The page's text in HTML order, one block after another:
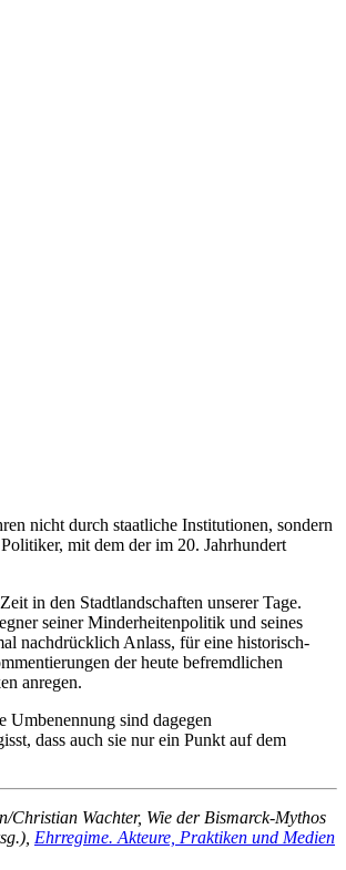
nicht durch staatliche Institutionen, sondern
mit dem der im 20. Jahrhundert
in den Stadtlandschaften unserer Tage.
seiner Minderheitenpolitik und seines
nachdrücklich Anlass, für eine historisch-
der heute befremdlichen
anregen.
Umbenennung sind dagegen
dass auch sie nur ein Punkt auf dem
Christian Wachter, Wie der Bismarck-Mythos
Ehrregime. Akteure, Praktiken und Medien